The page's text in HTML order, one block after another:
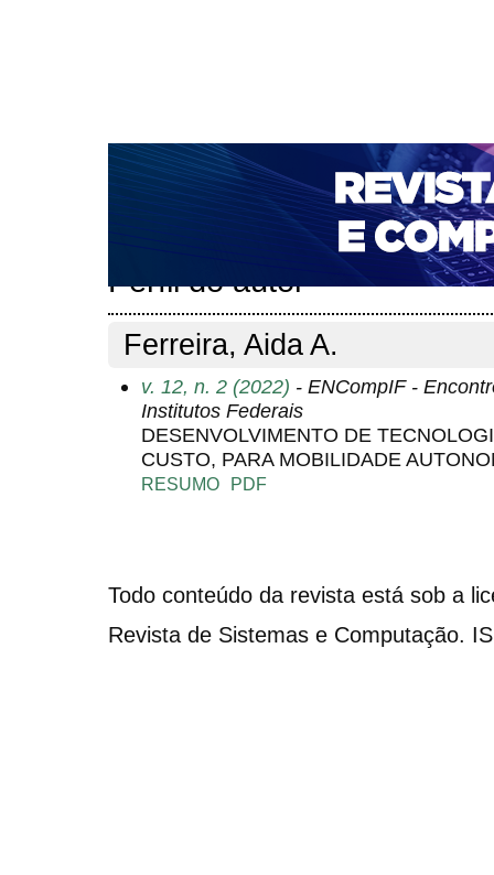
CAPA SOBRE ACESSO CADASTRO
NOTÍCIAS
PORTAL DE REVISTAS DA UNIFACS
PARA AVALIADORES
NOVA SUBMISSÃO
Perfil do autor
Ferreira, Aida A.
v. 12, n. 2 (2022) - ENCompIF -
Institutos Federais
DESENVOLVIMENTO DE
CUSTO, PARA MOBILIDADE
RESUMO PDF
Todo conteúdo da revista está sob a
Revista de Sistemas e Computação.